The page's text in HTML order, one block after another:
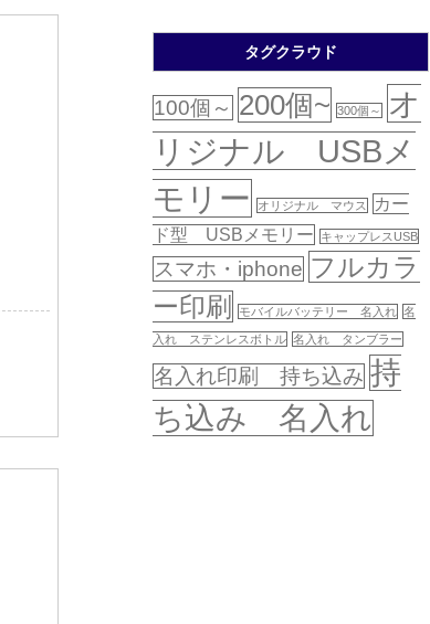
タグクラウド
100個～ 200個~ 300個～
オ
リジナル USBメ
モリー
オリジナル マウス
カー
ド型 USBメモリー
キャップレスUSB
スマホ・iphone フルカラ
ー印刷
モバイルバッテリー 名入れ 名
入れ ステンレスボトル 名入れ タンブラー
名入れ印刷 持ち込み 持
ち込み 名入れ